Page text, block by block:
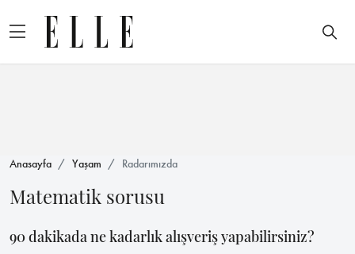
Anasayfa Yaşam Radarımızda
Matematik sorusu
90 dakikada ne kadarlık alışveriş yapabilirsiniz?